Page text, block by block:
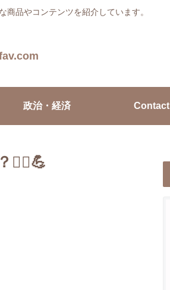
商品やコンテンツを紹介しています。
政治・経済 Contact
🏃‍♀️💪